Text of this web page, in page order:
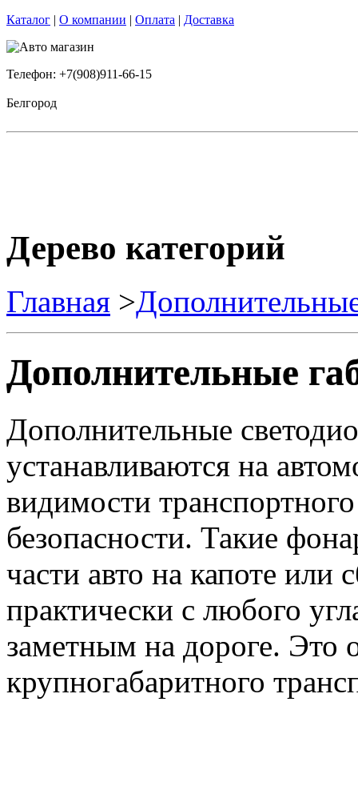
Каталог | О компании | Оплата | Доставка
Телефон: +7(908)911-66-15
Белгород
Дерево категорий
Главная >
Дополнительные
Дополнительные
устанавливаются на
видимости
безопасности. Такие
части авто на капоте или
практически с любого
заметным на дороге. Это
крупногабаритного